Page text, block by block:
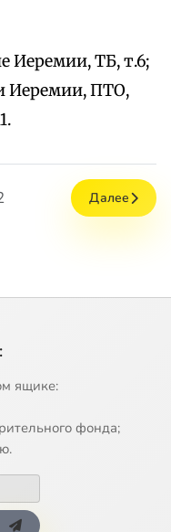
Иеремии, ТБ, т.6;
Иеремии, ПТО,
Далее
ящике:
фонда;